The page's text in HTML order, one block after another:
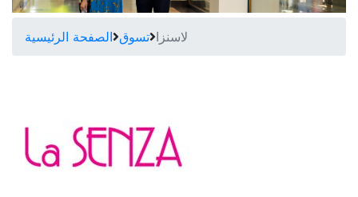
الصفحة الرئيسية تسوق لاسنزا